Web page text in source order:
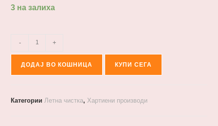
3 на залиха
- +
ДОДАЈ ВО КОШНИЦА КУПИ СЕГА
Категории Летна чистка, Хартиени производи